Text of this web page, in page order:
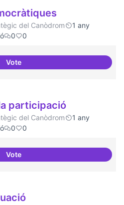
del Canòdrom
1 any
0 0
VoteEspai grades democràtiques
participació
del Canòdrom
1 any
0 0
VoteDinamització de la participació